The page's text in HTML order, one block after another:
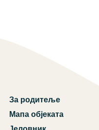
За родитеље
Мапа објеката